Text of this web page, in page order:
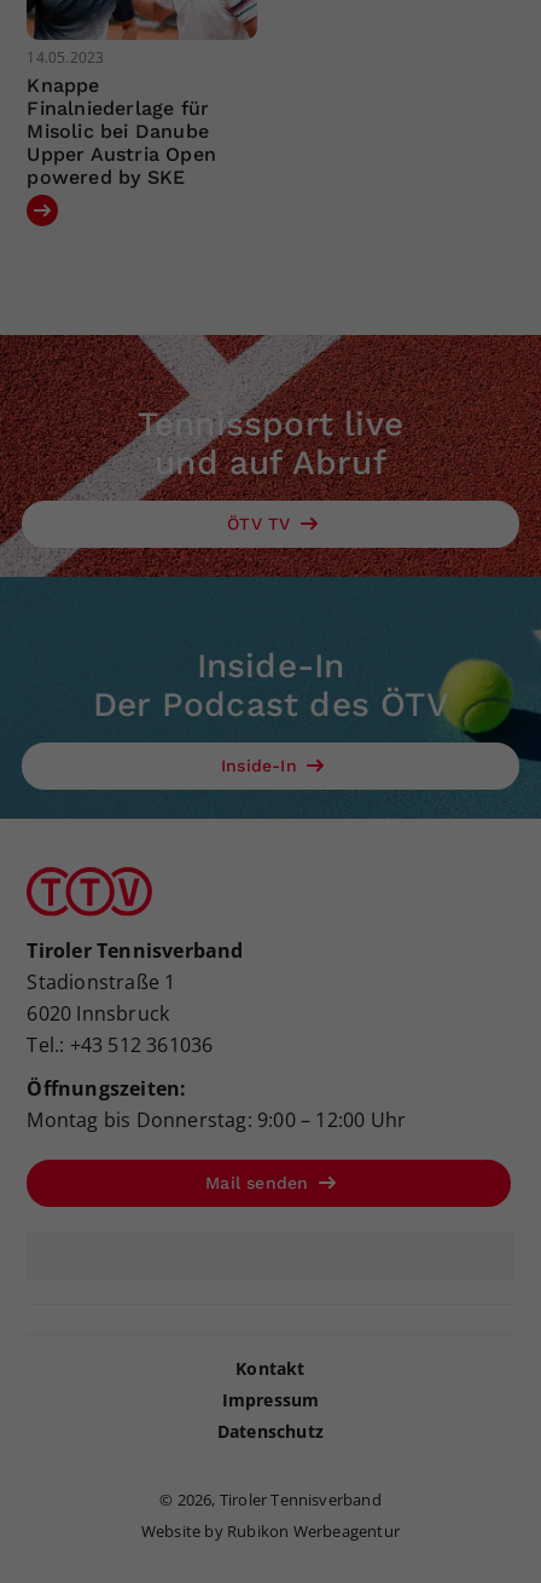
14.05.2023
Knappe
Finalniederlage für
Misolic bei Danube
Upper Austria Open
powered by SKE
Tennissport live
und auf Abruf
ÖTV TV
Inside-In
Der Podcast des ÖTV
Inside-In
Tiroler Tennisverband
Stadionstraße 1
6020 Innsbruck
Tel.: +43 512 361036
Öffnungszeiten:
Montag bis Donnerstag: 9:00 – 12:00 Uhr
Mail senden
Kontakt
Impressum
Datenschutz
© 2026, Tiroler Tennisverband
Website by Rubikon Werbeagentur